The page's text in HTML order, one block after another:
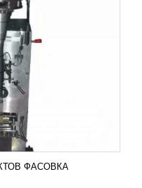
ФАСОВКА
И УПАКОВКИ
DXDL-60
DXDL-60
упаковки текучих
гель, шампунь и
Добавить в сравнение